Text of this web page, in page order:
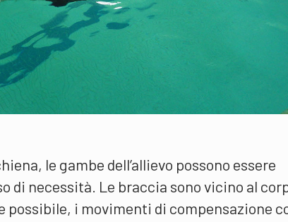
le gambe dell’allievo possono essere
di necessità. Le braccia sono vicino al
possibile, i movimenti di compensazione